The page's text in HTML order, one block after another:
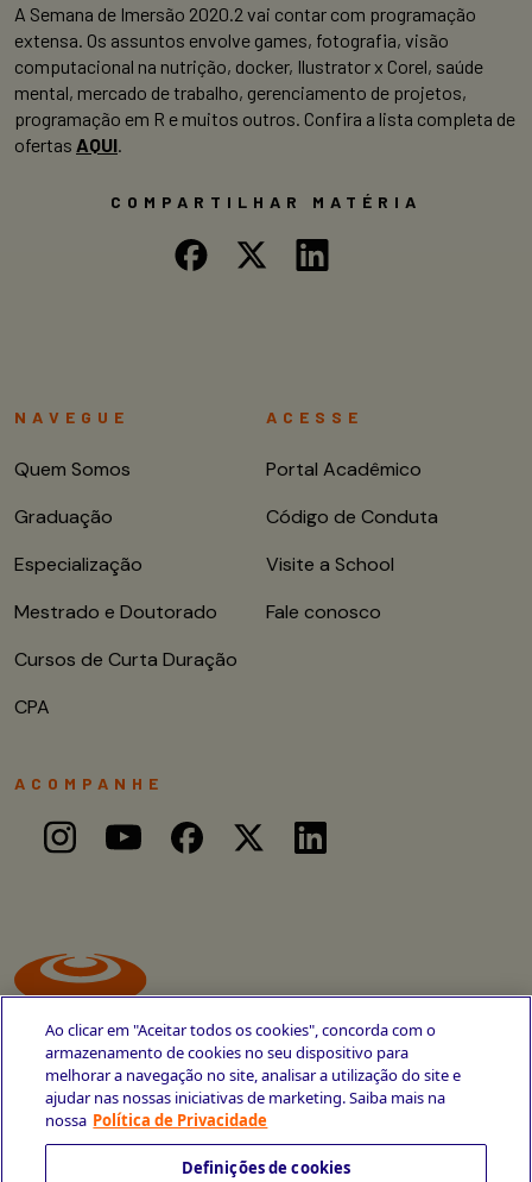
A Semana de Imersão 2020.2 vai contar com programação
extensa. Os assuntos envolve games, fotografia, visão
computacional na nutrição, docker, Ilustrator x Corel, saúde
mental, mercado de trabalho, gerenciamento de projetos,
programação em R e muitos outros. Confira a lista completa de
ofertas AQUI.
COMPARTILHAR MATÉRIA
Avenida Cais do Apolo, 77
NAVEGUE
Quem Somos
Graduação
Especialização
Mestrado e Doutorado
Cursos de Curta Duração
CPA
ACESSE
Portal Acadêmico
Código de Conduta
Visite a School
Fale conosco
ACOMPANHE
Ao clicar em "Aceitar todos os cookies", concorda com o
armazenamento de cookies no seu dispositivo para
melhorar a navegação no site, analisar a utilização do site e
ajudar nas nossas iniciativas de marketing. Saiba mais na
nossa Política de Privacidade
Definições de cookies